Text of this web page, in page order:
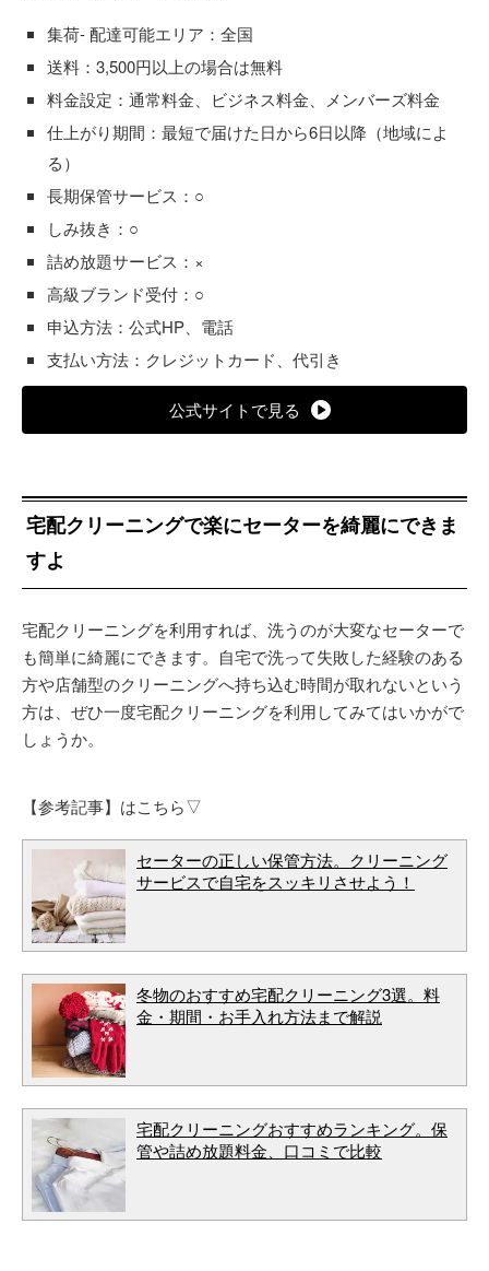
集荷- 配達可能エリア：全国
送料：3,500円以上の場合は無料
料金設定：通常料金、ビジネス料金、メンバーズ料金
仕上がり期間：最短で届けた日から6日以降（地域によ
る）
長期保管サービス：○
しみ抜き：○
詰め放題サービス：×
高級ブランド受付：○
申込方法：公式HP、電話
支払い方法：クレジットカード、代引き
公式サイトで見る
宅配クリーニングで楽にセーターを綺麗にできま
すよ
宅配クリーニングを利用すれば、洗うのが大変なセーターで
も簡単に綺麗にできます。自宅で洗って失敗した経験のある
方や店舗型のクリーニングへ持ち込む時間が取れないという
方は、ぜひ一度宅配クリーニングを利用してみてはいかがで
しょうか。
【参考記事】はこちら▽
セーターの正しい保管方法。クリーニング
サービスで自宅をスッキリさせよう！
冬物のおすすめ宅配クリーニング3選。料
金・期間・お手入れ方法まで解説
宅配クリーニングおすすめランキング。保
管や詰め放題料金、口コミで比較